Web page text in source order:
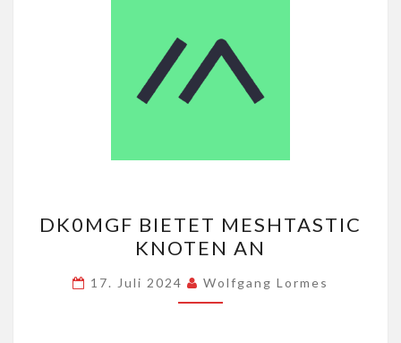
BIETET
MESHTASTIC
KNOTEN
AN
DK0MGF BIETET MESHTASTIC
KNOTEN AN
17. Juli 2024 Wolfgang Lormes